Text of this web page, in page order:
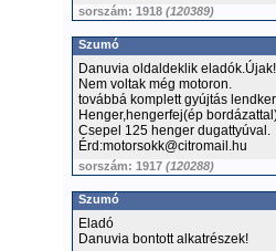
sorszám: 1918 (120389)
Szumó
Danuvia oldaldeklik
Nem voltak még motoron.
továbbá komplett gyújtás
Henger,hengerfej(ép
Csepel 125 henger dugattyúval.
Érd:motorsokk@citromail.hu
sorszám: 1917 (120288)
Szumó
Eladó
Danuvia bontott alkatrészek!